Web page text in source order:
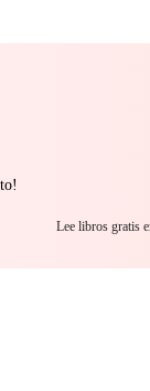
Lee libros gratis